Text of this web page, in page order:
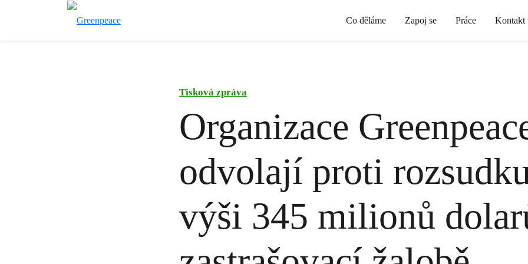
Co děláme Zapoj se Práce Kontakt
Tisková zpráva
Organizace
odvolají proti
výši 345 milionů